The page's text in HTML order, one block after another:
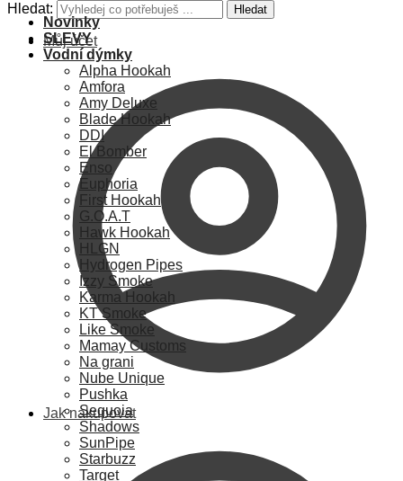
Hledat: Hledat
Můj účet
Jak nakupovat
Novinky
SLEVY
Vodní dýmky
Alpha Hookah
Amfora
Amy Deluxe
Blade Hookah
DDI
El Bomber
Enso
Euphoria
First Hookah
G.O.A.T
Hawk Hookah
HLGN
Hydrogen Pipes
Izzy Smoke
Karma Hookah
KT Smoke
Like Smoke
Mamay Customs
Na grani
Nube Unique
Pushka
Sequoia
Shadows
SunPipe
Starbuzz
Target